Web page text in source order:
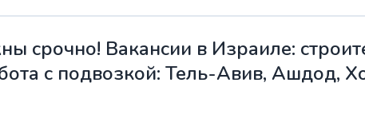
срочно! Вакансии в Израиле:
с подвозкой: Тель-Авив, Ашдод,